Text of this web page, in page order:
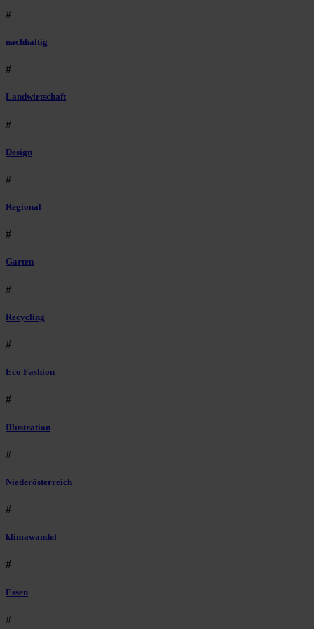
#
nachhaltig
#
Landwirtschaft
#
Design
#
Regional
#
Garten
#
Recycling
#
Eco Fashion
#
Illustration
#
Niederösterreich
#
klimawandel
#
Essen
#